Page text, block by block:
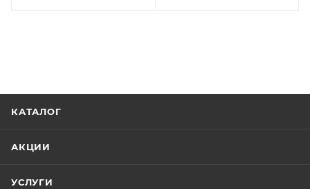
КАТАЛОГ
АКЦИИ
УСЛУГИ